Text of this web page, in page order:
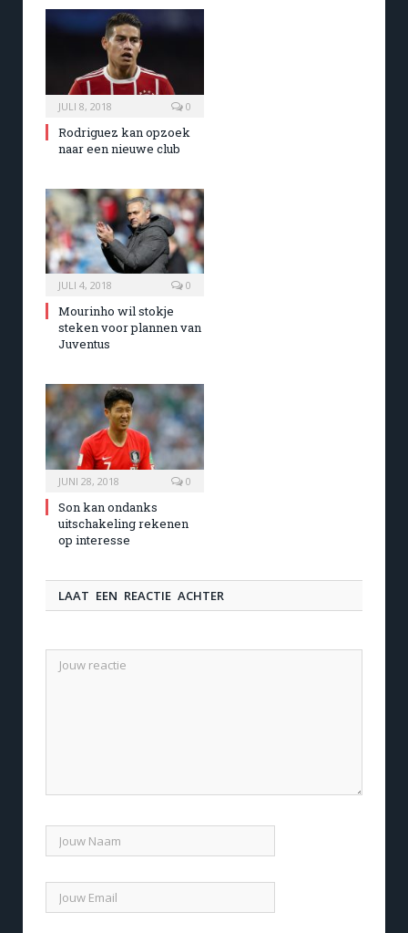
JULI 8, 2018 0
Rodriguez kan opzoek
naar een nieuwe club
JULI 4, 2018 0
Mourinho wil stokje
steken voor plannen van
Juventus
JUNI 28, 2018 0
Son kan ondanks
uitschakeling rekenen
op interesse
LAAT EEN REACTIE ACHTER